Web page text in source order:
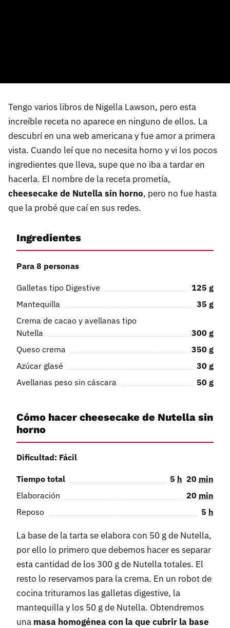
Tengo varios libros de Nigella Lawson, pero esta
increíble receta no aparece en ninguno de ellos. La
descubrí en una web americana y fue amor a primera
vista. Cuando leí que no necesita horno y vi los pocos
ingredientes que lleva, supe que no iba a tardar en
hacerla. El nombre de la receta prometía,
cheesecake de Nutella sin horno, pero no fue hasta
que la probé que caí en sus redes.
Ingredientes
Para 8 personas
Galletas tipo Digestive 125 g
Mantequilla
35 g
Crema de cacao y avellanas tipo
Nutella
300 g
Queso crema
350 g
Azúcar glasé
30 g
Avellanas peso sin cáscara
50 g
Cómo hacer cheesecake de Nutella sin
horno
Dificultad: Fácil
Tiempo total 5 h 20 min
Elaboración
20 min
Reposo
5 h
La base de la tarta se elabora con 50 g de Nutella,
por ello lo primero que debemos hacer es separar
esta cantidad de los 300 g de Nutella totales. El
resto lo reservamos para la crema. En un robot de
cocina trituramos las galletas digestive, la
mantequilla y los 50 g de Nutella. Obtendremos
una masa homogénea con la que cubrir la base